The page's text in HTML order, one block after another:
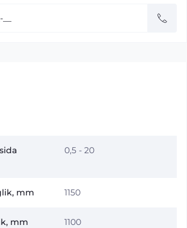
0,5 - 20
mm 1150
mm 1100